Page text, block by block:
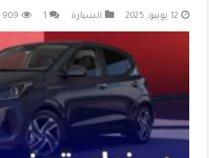
12 يونيو، 2025 السيارة 1
909